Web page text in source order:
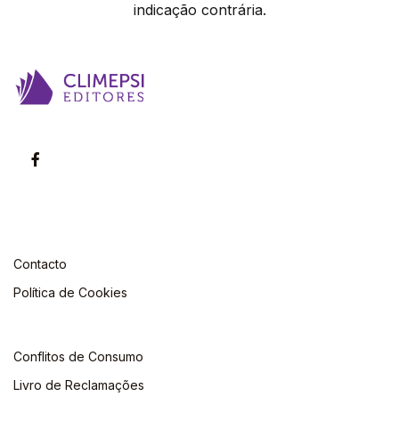
indicação contrária.
Contacto
Política de Cookies
Conflitos de Consumo
Livro de Reclamações